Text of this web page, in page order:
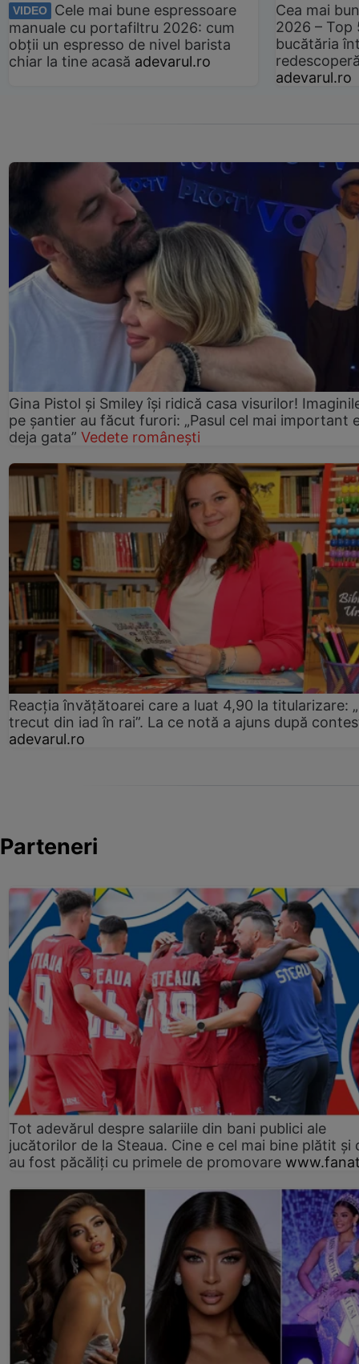
VIDEO
Cele mai bune espressoare
manuale cu portafiltru 2026: cum
obții un espresso de nivel barista
chiar la tine acasă adevarul.ro
Cea mai
2026 –
bucătăria
adevarul.ro
Gina Pistol și Smiley își ridică casa visurilor!
pe șantier au făcut furori: „Pasul cel mai important
deja gata” Vedete românești
Reacția învățătoarei care a luat 4,90 la titularizare:
trecut din iad în rai”. La ce notă a ajuns după
adevarul.ro
Parteneri
Tot adevărul despre salariile din bani publici ale
jucătorilor de la Steaua. Cine e cel mai bine plătit și
au fost păcăliți cu primele de promovare